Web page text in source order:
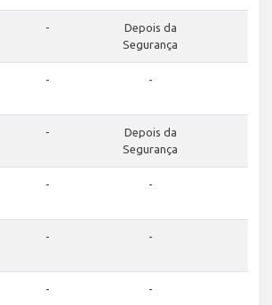
-
Depois da
Segurança
- -
-
Depois da
Segurança
- -
- -
- -